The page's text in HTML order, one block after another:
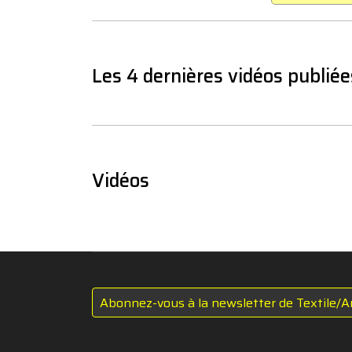
Les 4 dernières vidéos
Vidéos
Abonnez-vous à la newsletter de Textile/